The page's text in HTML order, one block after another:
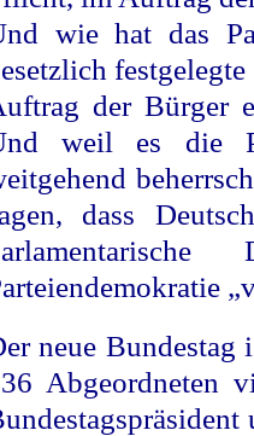
wie hat das
der Bürger
weil es die
dass
neue
Abgeordneten